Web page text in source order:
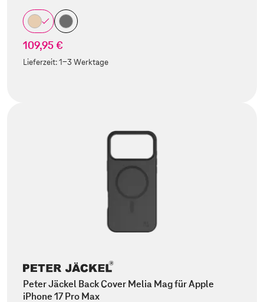
109,95 €
Lieferzeit:1-3 Werktage
Peter Jäckel Back Cover Melia Mag für Apple
iPhone 17 Pro Max